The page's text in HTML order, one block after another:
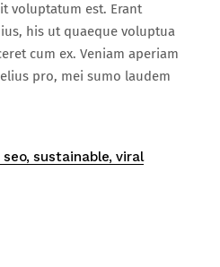
voluptatum est. Erant
his ut quaeque voluptua
cum ex. Veniam aperiam
pro, mei sumo laudem
seo sustainable viral